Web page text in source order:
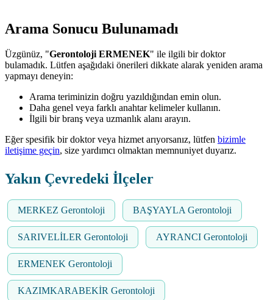
Arama Sonucu Bulunamadı
Üzgünüz, "Gerontoloji ERMENEK" ile ilgili bir doktor
bulamadık. Lütfen aşağıdaki önerileri dikkate alarak yeniden arama
yapmayı deneyin:
Arama teriminizin doğru yazıldığından emin olun.
Daha genel veya farklı anahtar kelimeler kullanın.
İlgili bir branş veya uzmanlık alanı arayın.
Eğer spesifik bir doktor veya hizmet arıyorsanız, lütfen bizimle
iletişime geçin, size yardımcı olmaktan memnuniyet duyarız.
Yakın Çevredeki İlçeler
MERKEZ Gerontoloji BAŞYAYLA Gerontoloji
SARIVELİLER Gerontoloji AYRANCI Gerontoloji
ERMENEK Gerontoloji
KAZIMKARABEKİR Gerontoloji